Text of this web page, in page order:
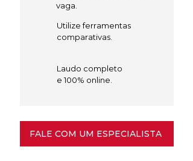
vaga.
Utilize ferramentas
comparativas.
Laudo completo
e 100% online.
FALE COM UM ESPECIALISTA